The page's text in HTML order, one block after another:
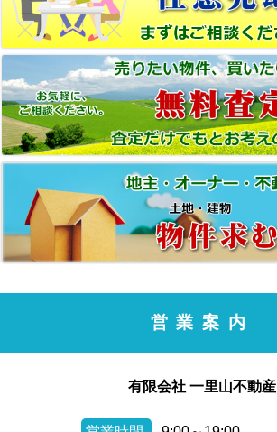
営業案内
有限会社 一里山不動産